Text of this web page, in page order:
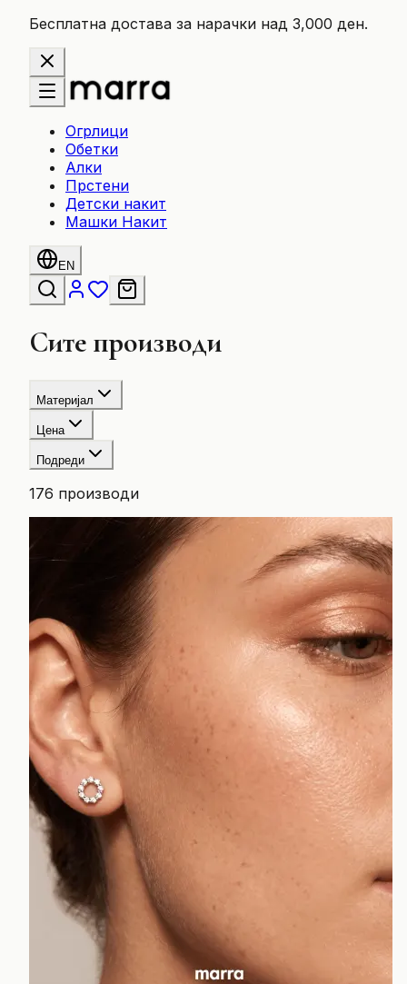
Бесплатна достава за нарачки над 3,000 ден.
Огрлици
Обетки
Алки
Прстени
Детски накит
Машки Накит
EN
Сите производи
Материјал
Цена
Подреди
176 производи